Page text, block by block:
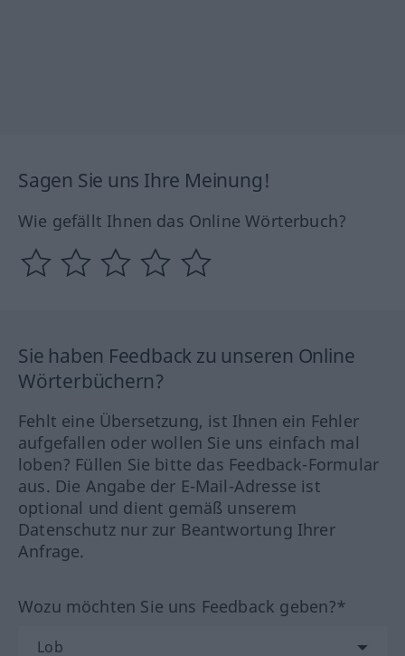
Sagen Sie uns Ihre Meinung!
Wie gefällt Ihnen das Online Wörterbuch?
Sie haben Feedback zu unseren Online
Wörterbüchern?
Fehlt eine Übersetzung, ist Ihnen ein Fehler
aufgefallen oder wollen Sie uns einfach mal
loben? Füllen Sie bitte das Feedback-Formular
aus. Die Angabe der E-Mail-Adresse ist
optional und dient gemäß unserem
Datenschutz nur zur Beantwortung Ihrer
Anfrage.
Wozu möchten Sie uns Feedback geben?*